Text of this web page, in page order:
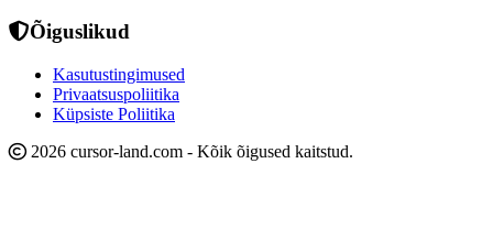
Õiguslikud
Kasutustingimused
Privaatsuspoliitika
Küpsiste Poliitika
2026 cursor-land.com - Kõik õigused kaitstud.